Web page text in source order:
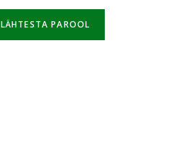
LÄHTESTA PAROOL